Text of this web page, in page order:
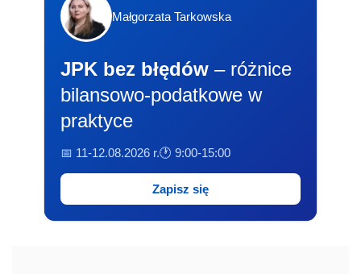
Małgorzata Tarkowska
JPK bez błędów – różnice
bilansowo-podatkowe w
praktyce
📅 11-12.08.2026 r.🕐 9:00-15:00
Zapisz się